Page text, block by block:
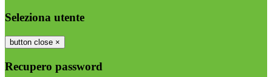
Seleziona utente
button close ×
Recupero password